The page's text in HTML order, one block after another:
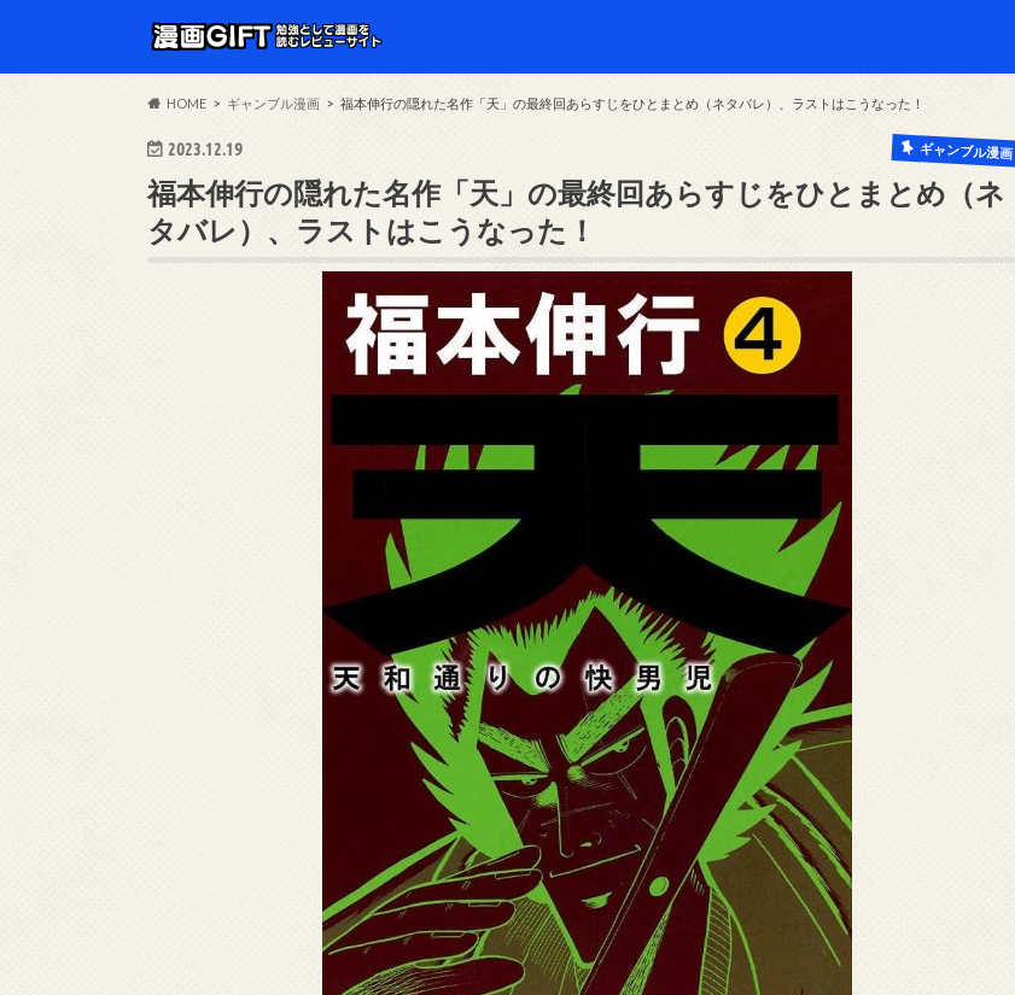
HOME ギャンブル漫画 福本伸行の隠れた名作「天」の最終回あらすじをひとまとめ（ネタバレ）、ラストはこうなった！
2023.12.19 ギャンブル漫画
福本伸行の隠れた名作「天」の最終回あらすじをひとまとめ（ネ
タバレ）、ラストはこうなった！